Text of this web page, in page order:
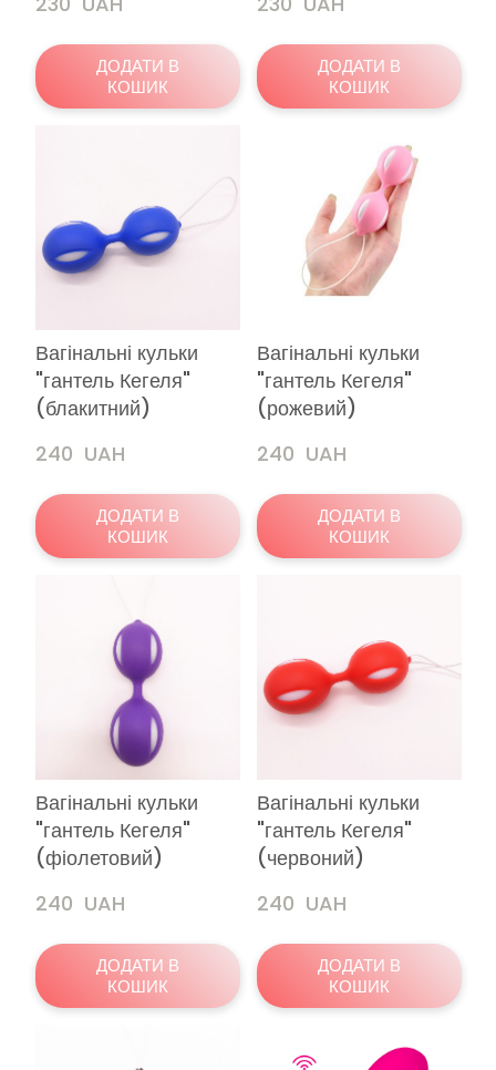
ДОДАТИ В
КОШИК
ДОДАТИ В
КОШИК
Вагінальні кульки
"гантель Кегеля"
(блакитний)
240  UAH
ДОДАТИ В
КОШИК
Вагінальні кульки
"гантель Кегеля"
(рожевий)
240  UAH
ДОДАТИ В
КОШИК
Вагінальні кульки
"гантель Кегеля"
(фіолетовий)
240  UAH
ДОДАТИ В
КОШИК
Вагінальні кульки
"гантель Кегеля"
(червоний)
240  UAH
ДОДАТИ В
КОШИК